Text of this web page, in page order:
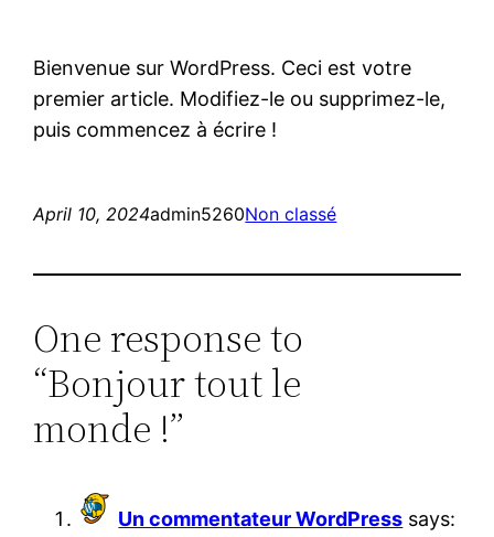
Bienvenue sur WordPress. Ceci est votre
premier article. Modifiez-le ou supprimez-le,
puis commencez à écrire !
April 10, 2024admin5260Non classé
One response to
“Bonjour tout le
monde !”
Un commentateur WordPress says: